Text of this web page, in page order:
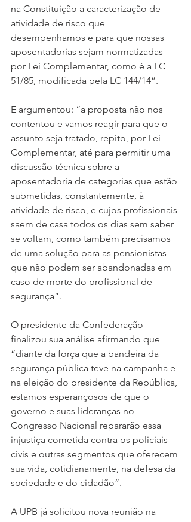
na Constituição a caracterização de
atividade de risco que
desempenhamos e para que nossas
aposentadorias sejam normatizadas
por Lei Complementar, como é a LC
51/85, modificada pela LC 144/14”.
E argumentou: “a proposta não nos
contentou e vamos reagir para que o
assunto seja tratado, repito, por Lei
Complementar, até para permitir uma
discussão técnica sobre a
aposentadoria de categorias que estão
submetidas, constantemente, à
atividade de risco, e cujos profissionais
saem de casa todos os dias sem saber
se voltam, como também precisamos
de uma solução para as pensionistas
que não podem ser abandonadas em
caso de morte do profissional de
segurança”.
O presidente da Confederação
finalizou sua análise afirmando que
“diante da força que a bandeira da
segurança pública teve na campanha e
na eleição do presidente da República,
estamos esperançosos de que o
governo e suas lideranças no
Congresso Nacional repararão essa
injustiça cometida contra os policiais
civis e outras segmentos que oferecem
sua vida, cotidianamente, na defesa da
sociedade e do cidadão”.
A UPB já solicitou nova reunião na